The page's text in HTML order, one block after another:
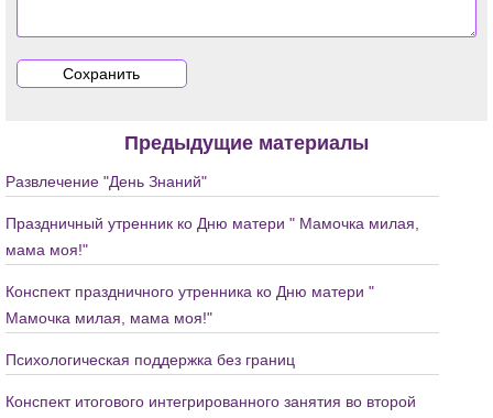
Предыдущие материалы
Развлечение "День Знаний"
Праздничный утренник ко Дню матери " Мамочка милая,
мама моя!"
Конспект праздничного утренника ко Дню матери "
Мамочка милая, мама моя!"
Психологическая поддержка без границ
Конспект итогового интегрированного занятия во второй